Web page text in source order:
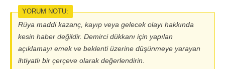
YORUM NOTU:
Rüya maddi kazanç, kayıp veya gelecek olayı hakkında
kesin haber değildir. Demirci dükkanı için yapılan
açıklamayı emek ve beklenti üzerine düşünmeye yarayan
ihtiyatlı bir çerçeve olarak değerlendirin.